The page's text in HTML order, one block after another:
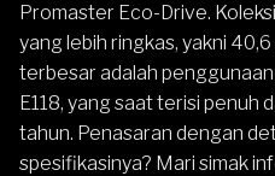
Promaster Eco-Drive.
yang lebih ringkas, yakni
terbesar adalah penggunaan
E118, yang saat terisi penuh
tahun. Penasaran dengan
spesifikasinya? Mari simak